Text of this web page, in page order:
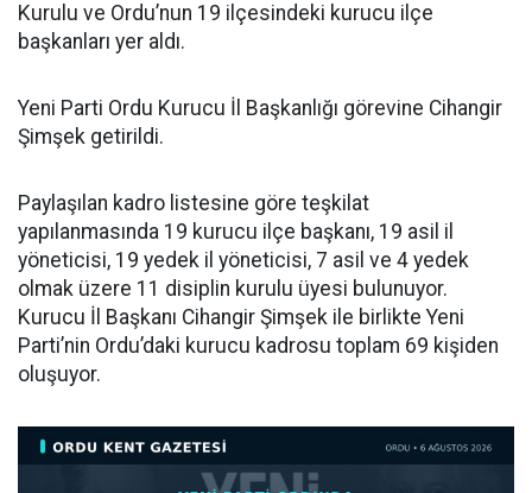
Kurulu ve Ordu’nun 19 ilçesindeki kurucu ilçe
başkanları yer aldı.
Yeni Parti Ordu Kurucu İl Başkanlığı görevine Cihangir
Şimşek getirildi.
Paylaşılan kadro listesine göre teşkilat
yapılanmasında 19 kurucu ilçe başkanı, 19 asil il
yöneticisi, 19 yedek il yöneticisi, 7 asil ve 4 yedek
olmak üzere 11 disiplin kurulu üyesi bulunuyor.
Kurucu İl Başkanı Cihangir Şimşek ile birlikte Yeni
Parti’nin Ordu’daki kurucu kadrosu toplam 69 kişiden
oluşuyor.